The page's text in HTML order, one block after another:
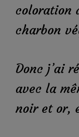
coloration
charbon
Donc j’ai
avec la
noir et or,